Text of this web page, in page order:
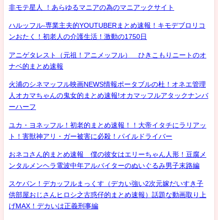
非モテ星人 ！あらゆるマニアの為のマニアックサイト
ハルッフル-専業主夫的YOUTUBERまとめ速報！キモデブロリコ
ンおたく！初老人の介護生活！激動の1750日
アニゲタレスト（元祖！アニメッフル） ひきこもりニートのオ
ナベ的まとめ速報
火浦のシネマッフル映画NEWS情報ポータブルの杜！オネエ管理
人オカマちゃんの鬼女的まとめ速報!オカマッフルアタックナンバ
ーハーフ
ユカ・ヨネッフル！初老的まとめ速報！！大帝イタチにラリアッ
ト！害獣神アリ・ガー被害に必殺！パイルドライバー
おネコさん的まとめ速報 僕の彼女はエリーちゃん人形！豆腐メ
ンタルメンヘラ電波中年アルバイターのぬいぐるみ男子末路編
スケバン！デカッフルまっくす（デカい強い2次元嫁だいすき子
供部屋おじさんヒロシ之古惑仔的まとめ速報）話題な動画取り上
げMAX！デカいは正義刑事編